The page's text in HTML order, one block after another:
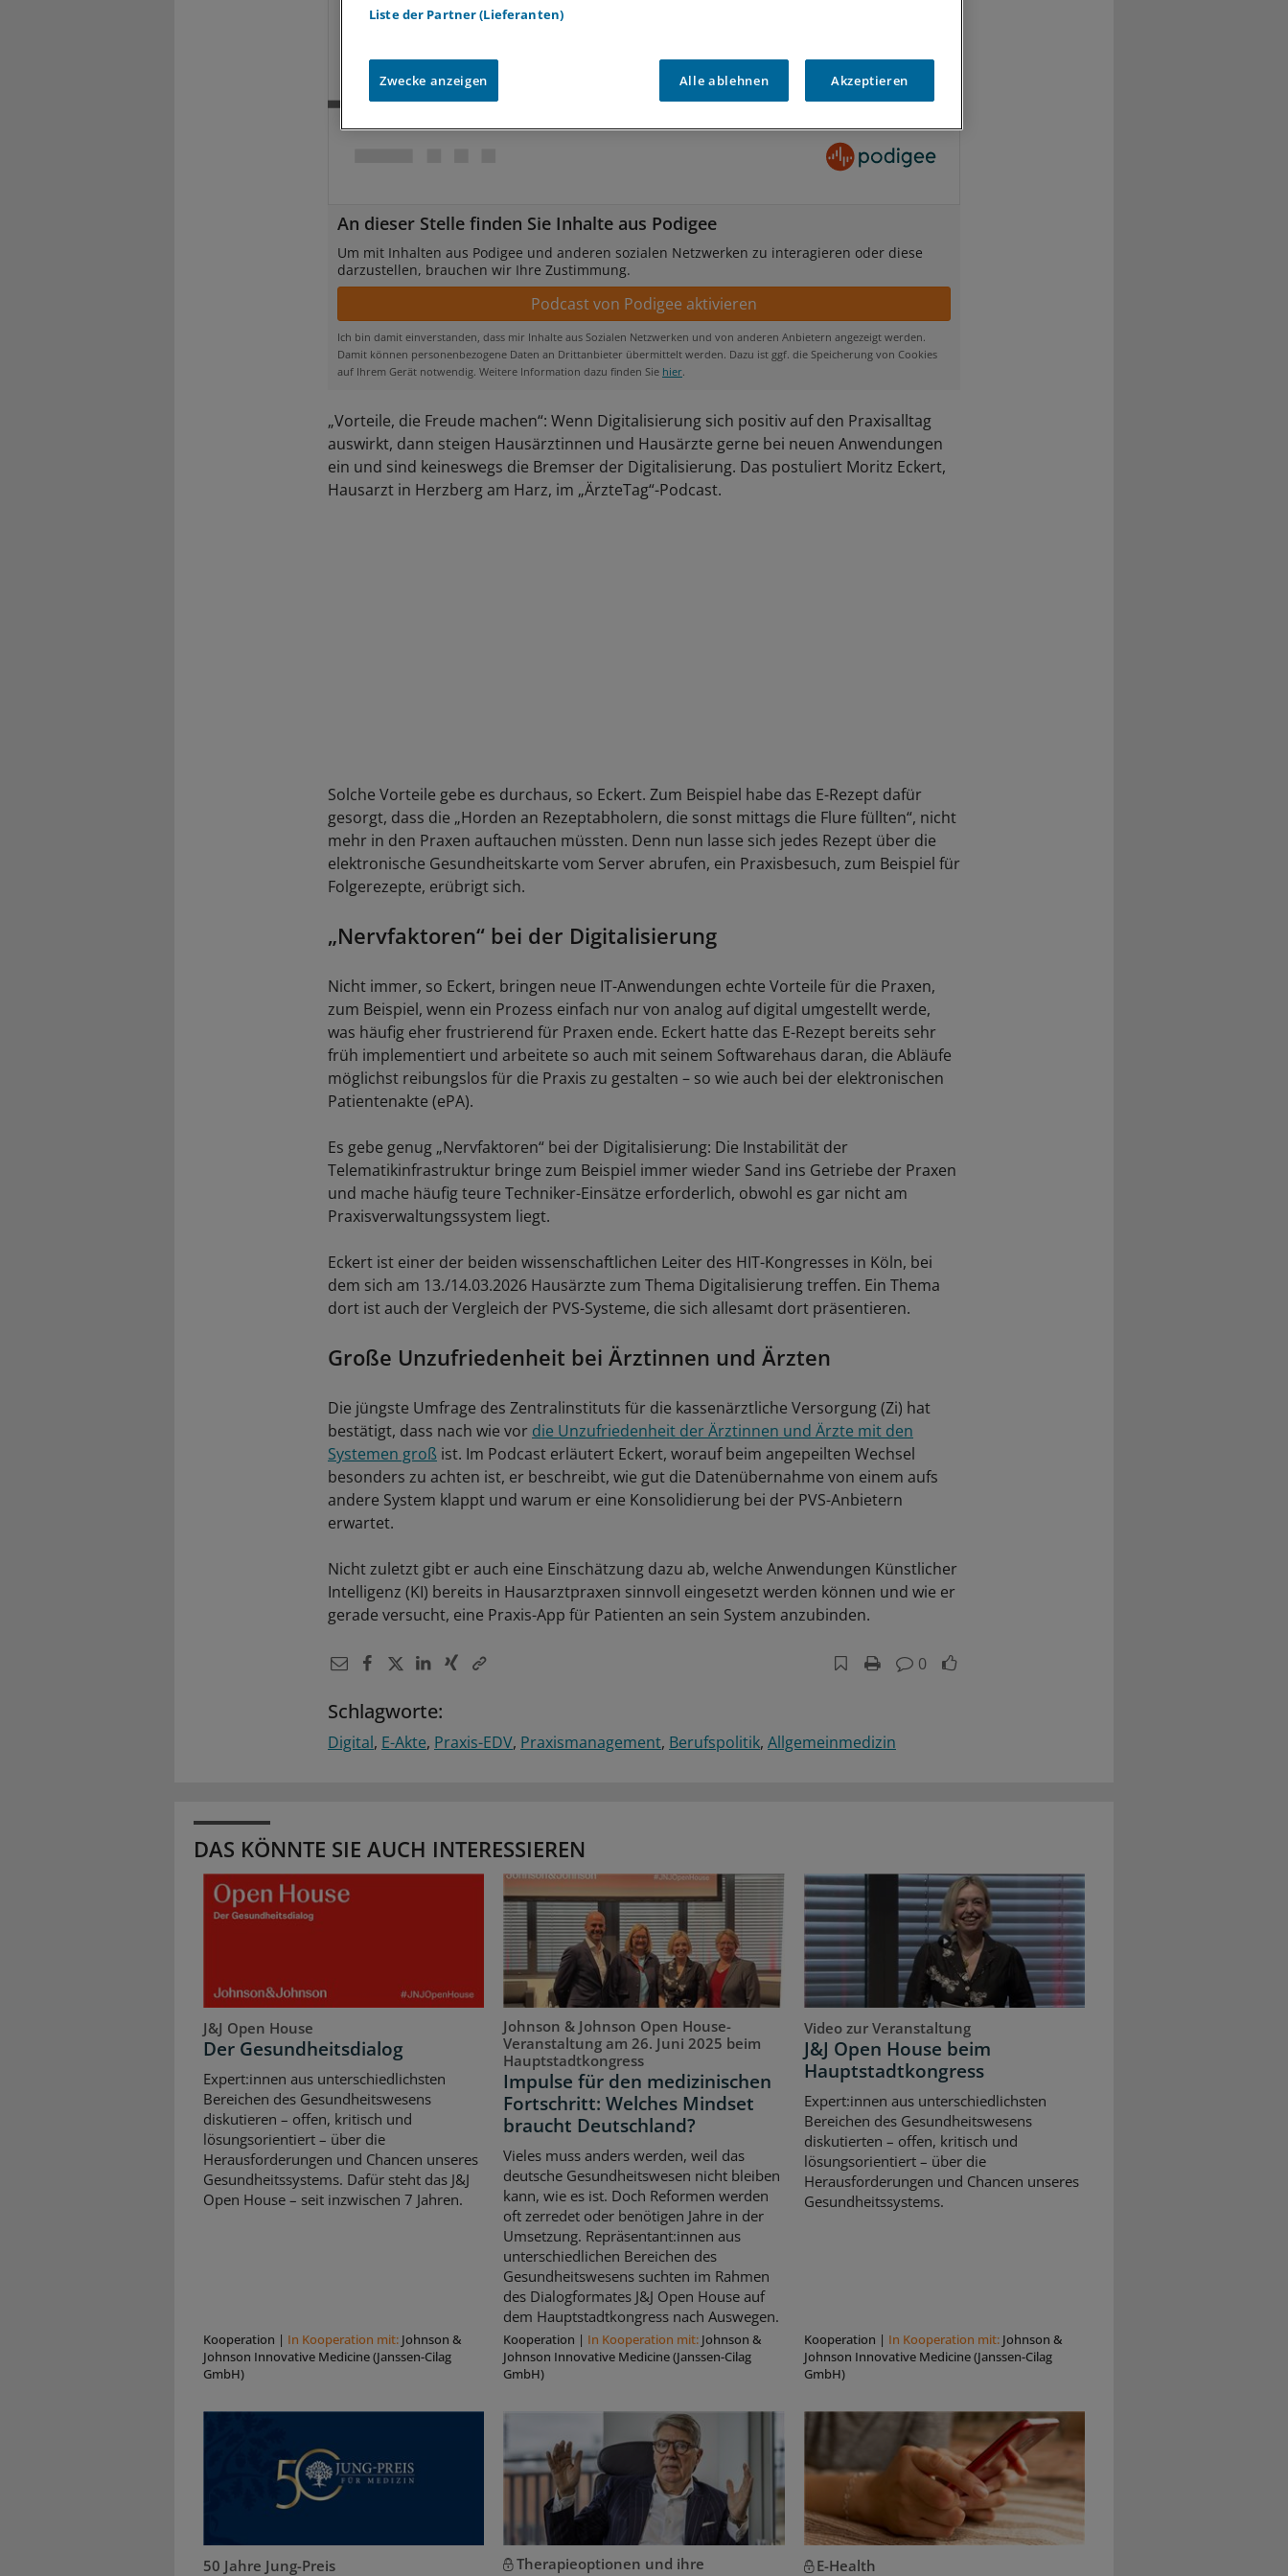
An dieser Stelle finden Sie Inhalte aus Podigee
Um mit Inhalten aus Podigee und anderen sozialen Netzwerken zu interagieren oder diese
darzustellen, brauchen wir Ihre Zustimmung.
Ich bin damit einverstanden, dass mir Inhalte aus Sozialen Netzwerken und von anderen Anbietern angezeigt werden.
Damit können personenbezogene Daten an Drittanbieter übermittelt werden. Dazu ist ggf. die Speicherung von Cookies
auf Ihrem Gerät notwendig. Weitere Information dazu finden Sie hier.
„Vorteile, die Freude machen“: Wenn Digitalisierung sich positiv auf den Praxisalltag
auswirkt, dann steigen Hausärztinnen und Hausärzte gerne bei neuen Anwendungen
ein und sind keineswegs die Bremser der Digitalisierung. Das postuliert Moritz Eckert,
Hausarzt in Herzberg am Harz, im „ÄrzteTag“-Podcast.
Solche Vorteile gebe es durchaus, so Eckert. Zum Beispiel habe das E-Rezept dafür
gesorgt, dass die „Horden an Rezeptabholern, die sonst mittags die Flure füllten“, nicht
mehr in den Praxen auftauchen müssten. Denn nun lasse sich jedes Rezept über die
elektronische Gesundheitskarte vom Server abrufen, ein Praxisbesuch, zum Beispiel für
Folgerezepte, erübrigt sich.
„Nervfaktoren“ bei der Digitalisierung
Nicht immer, so Eckert, bringen neue IT-Anwendungen echte Vorteile für die Praxen,
zum Beispiel, wenn ein Prozess einfach nur von analog auf digital umgestellt werde,
was häufig eher frustrierend für Praxen ende. Eckert hatte das E-Rezept bereits sehr
früh implementiert und arbeitete so auch mit seinem Softwarehaus daran, die Abläufe
möglichst reibungslos für die Praxis zu gestalten – so wie auch bei der elektronischen
Patientenakte (ePA).
Es gebe genug „Nervfaktoren“ bei der Digitalisierung: Die Instabilität der
Telematikinfrastruktur bringe zum Beispiel immer wieder Sand ins Getriebe der Praxen
und mache häufig teure Techniker-Einsätze erforderlich, obwohl es gar nicht am
Praxisverwaltungssystem liegt.
Eckert ist einer der beiden wissenschaftlichen Leiter des HIT-Kongresses in Köln, bei
dem sich am 13./14.03.2026 Hausärzte zum Thema Digitalisierung treffen. Ein Thema
dort ist auch der Vergleich der PVS-Systeme, die sich allesamt dort präsentieren.
Große Unzufriedenheit bei Ärztinnen und Ärzten
Die jüngste Umfrage des Zentralinstituts für die kassenärztliche Versorgung (Zi) hat
bestätigt, dass nach wie vor die Unzufriedenheit der Ärztinnen und Ärzte mit den
Systemen groß ist. Im Podcast erläutert Eckert, worauf beim angepeilten Wechsel
besonders zu achten ist, er beschreibt, wie gut die Datenübernahme von einem aufs
andere System klappt und warum er eine Konsolidierung bei der PVS-Anbietern
erwartet.
Nicht zuletzt gibt er auch eine Einschätzung dazu ab, welche Anwendungen Künstlicher
Intelligenz (KI) bereits in Hausarztpraxen sinnvoll eingesetzt werden können und wie er
gerade versucht, eine Praxis-App für Patienten an sein System anzubinden.
0
Schlagworte:
Digital E-Akte Praxis-EDV Praxismanagement Berufspolitik Allgemeinmedizin
DAS KÖNNTE SIE AUCH INTERESSIEREN
J&J Open House
Der Gesundheitsdialog
Expert:innen aus unterschiedlichsten
Bereichen des Gesundheitswesens
diskutieren – offen, kritisch und
lösungsorientiert – über die
Herausforderungen und Chancen unseres
Gesundheitssystems. Dafür steht das J&J
Open House – seit inzwischen 7 Jahren.
Kooperation | In Kooperation mit: Johnson &
Johnson Innovative Medicine (Janssen-Cilag
GmbH)
Johnson & Johnson Open House-
Veranstaltung am 26. Juni 2025 beim
Hauptstadtkongress
Impulse für den medizinischen
Fortschritt: Welches Mindset
braucht Deutschland?
Vieles muss anders werden, weil das
deutsche Gesundheitswesen nicht bleiben
kann, wie es ist. Doch Reformen werden
oft zerredet oder benötigen Jahre in der
Umsetzung. Repräsentant:innen aus
unterschiedlichen Bereichen des
Gesundheitswesens suchten im Rahmen
des Dialogformates J&J Open House auf
dem Hauptstadtkongress nach Auswegen.
Kooperation | In Kooperation mit: Johnson &
Johnson Innovative Medicine (Janssen-Cilag
GmbH)
Video zur Veranstaltung
J&J Open House beim
Hauptstadtkongress
Expert:innen aus unterschiedlichsten
Bereichen des Gesundheitswesens
diskutierten – offen, kritisch und
lösungsorientiert – über die
Herausforderungen und Chancen unseres
Gesundheitssystems.
Kooperation | In Kooperation mit: Johnson &
Johnson Innovative Medicine (Janssen-Cilag
GmbH)
50 Jahre Jung-Preis
Therapieoptionen und ihre
E-Health
Liste der Partner (Lieferanten)
Zwecke anzeigen Alle ablehnen Akzeptieren